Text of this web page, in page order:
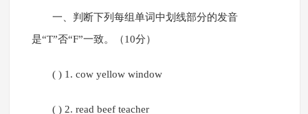
一、判断下列每组单词中划线部分的发音
是“T”否“F”一致。（10分）
( ) 1. cow yellow window
( ) 2. read beef teacher